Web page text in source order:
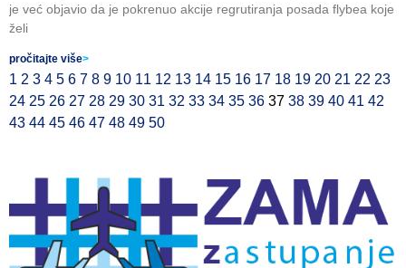
je već objavio da je pokrenuo akcije regrutiranja posada flybea koje
želi
pročitajte više>
1 2 3 4 5 6 7 8 9 10 11 12 13 14 15 16 17 18 19 20 21 22 23
24 25 26 27 28 29 30 31 32 33 34 35 36 37 38 39 40 41 42
43 44 45 46 47 48 49 50